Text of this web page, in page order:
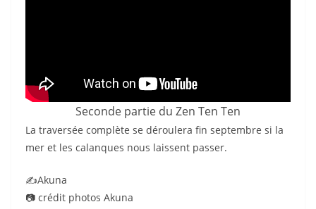
Seconde partie du Zen Ten Ten
La traversée complète se déroulera fin septembre si la
mer et les calanques nous laissent passer.
✍️Akuna
📷 crédit photos Akuna